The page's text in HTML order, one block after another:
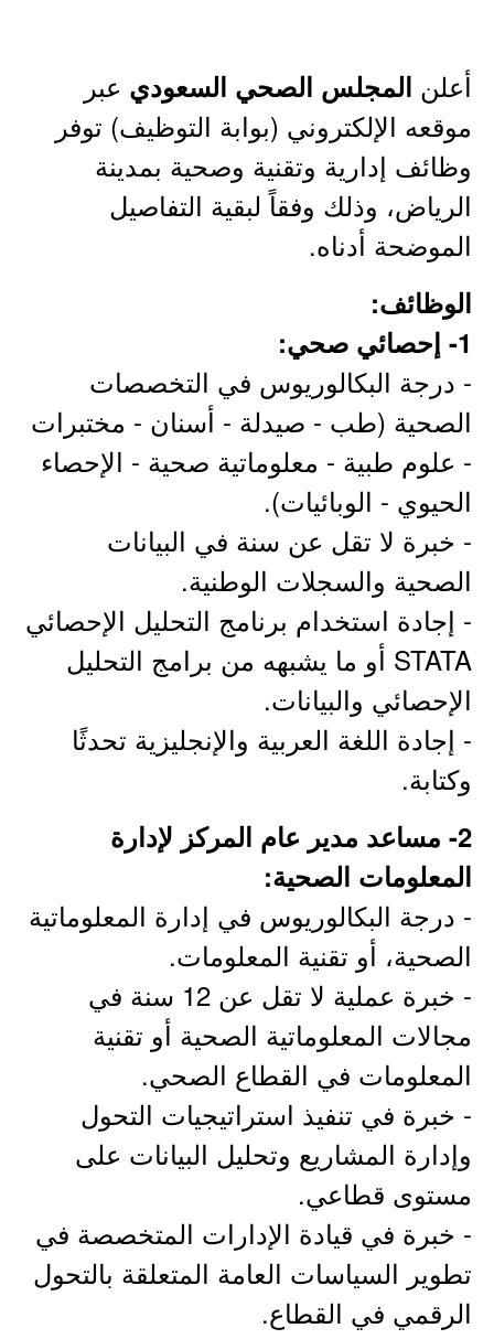
أعلن المجلس الصحي السعودي عبر
موقعه الإلكتروني (بوابة التوظيف) توفر
وظائف إدارية وتقنية وصحية بمدينة
الرياض، وذلك وفقاً لبقية التفاصيل
الموضحة أدناه.
الوظائف:
1- إحصائي صحي:
- درجة البكالوريوس في التخصصات
الصحية (طب - صيدلة - أسنان - مختبرات
- علوم طبية - معلوماتية صحية - الإحصاء
الحيوي - الوبائيات).
- خبرة لا تقل عن سنة في البيانات
الصحية والسجلات الوطنية.
- إجادة استخدام برنامج التحليل الإحصائي
STATA أو ما يشبهه من برامج التحليل
الإحصائي والبيانات.
- إجادة اللغة العربية والإنجليزية تحدثًا
وكتابة.
2- مساعد مدير عام المركز لإدارة
المعلومات الصحية:
- درجة البكالوريوس في إدارة المعلوماتية
الصحية، أو تقنية المعلومات.
- خبرة عملية لا تقل عن 12 سنة في
مجالات المعلوماتية الصحية أو تقنية
المعلومات في القطاع الصحي.
- خبرة في تنفيذ استراتيجيات التحول
وإدارة المشاريع وتحليل البيانات على
مستوى قطاعي.
- خبرة في قيادة الإدارات المتخصصة في
تطوير السياسات العامة المتعلقة بالتحول
الرقمي في القطاع.